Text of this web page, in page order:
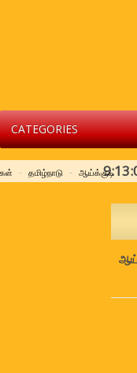
CATEGORIES
தமிழ்நாடு ஆய்க்குடி